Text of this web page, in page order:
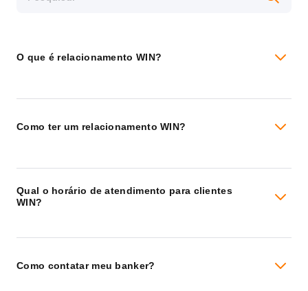
O que é relacionamento WIN?
Como ter um relacionamento WIN?
Qual o horário de atendimento para clientes
WIN?
Como contatar meu banker?